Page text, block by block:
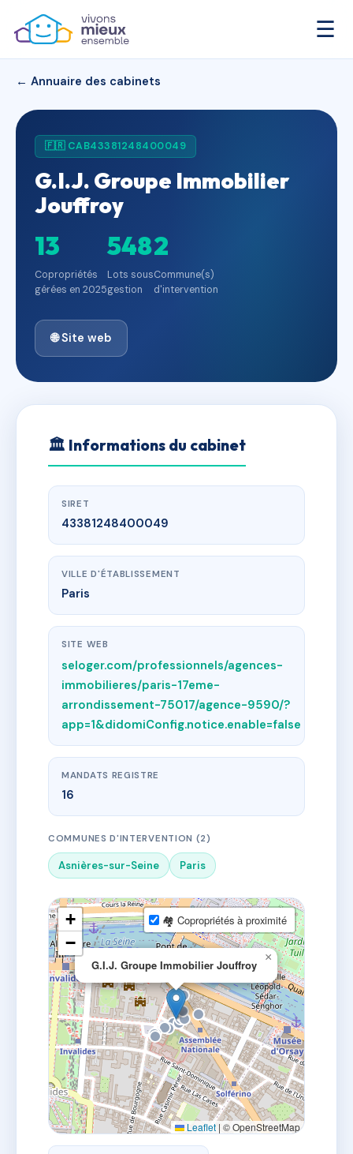
☰
← Annuaire des cabinets
🇫🇷 CAB43381248400049
G.I.J. Groupe Immobilier
Jouffroy
13
Copropriétés
gérées en 2025
548
Lots sous
gestion
2
Commune(s)
d'intervention
🌐 Site web
🏛 Informations du cabinet
SIRET
43381248400049
VILLE D'ÉTABLISSEMENT
Paris
SITE WEB
seloger.com/professionnels/agences-
immobilieres/paris-17eme-
arrondissement-75017/agence-9590/?
app=1&didomiConfig.notice.enable=false
MANDATS REGISTRE
16
COMMUNES D'INTERVENTION (2)
Asnières-sur-Seine Paris
G.I.J. Groupe Immobilier Jouffroy
×
+
−
🏘 Copropriétés à proximité
Leaflet | © OpenStreetMap